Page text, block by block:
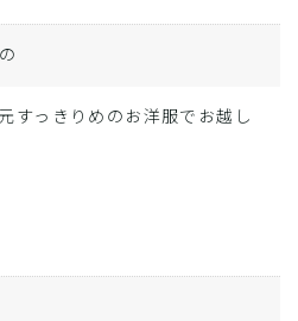
すっきりめのお洋服でお越し